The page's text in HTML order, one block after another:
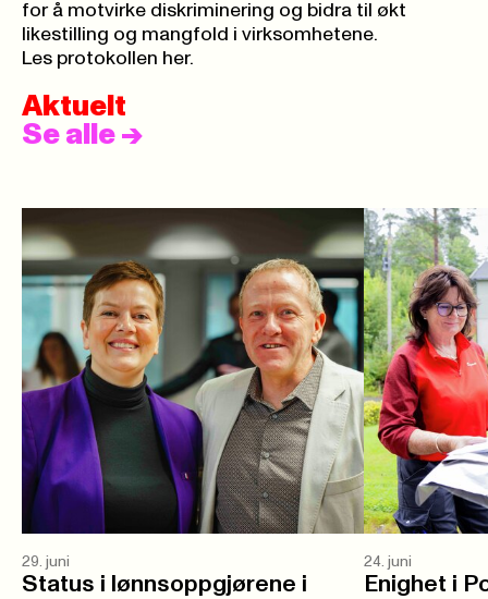
for å motvirke diskriminering og bidra til økt
likestilling og mangfold i virksomhetene.
Les protokollen her.
Aktuelt
Se alle ->
29. juni
Status i lønnsoppgjørene i
24. juni
Enighet i